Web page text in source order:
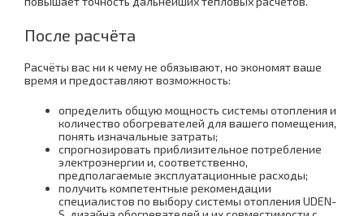
После расчёта
Расчёты вас ни к чему не обязывают, но экономят ваше
время и предоставляют возможность:
определить общую мощность системы отопления и
количество обогревателей для вашего помещения,
понять изначальные затраты;
cпрогнозировать приблизительное потребление
электроэнергии и, соответственно,
предполагаемые эксплуатационные расходы;
получить компетентные рекомендации
специалистов по выбору системы отопления UDEN-